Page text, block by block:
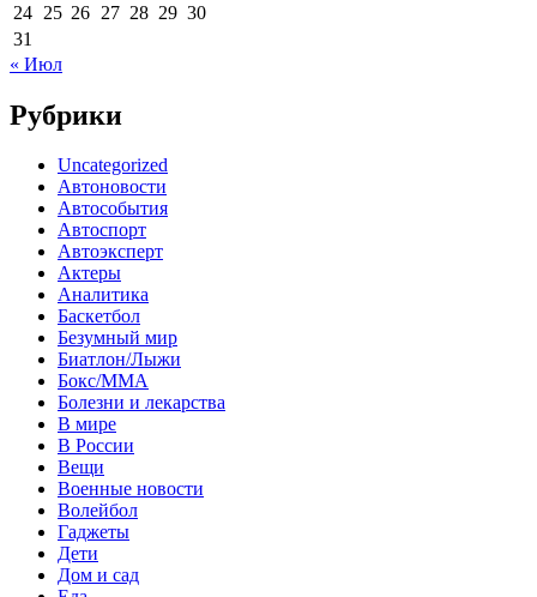
24 25 26 27 28 29 30
31
« Июл
Рубрики
Uncategorized
Автоновости
Автособытия
Автоспорт
Автоэксперт
Актеры
Аналитика
Баскетбол
Безумный мир
Биатлон/Лыжи
Бокс/MMA
Болезни и лекарства
В мире
В России
Вещи
Военные новости
Волейбол
Гаджеты
Дети
Дом и сад